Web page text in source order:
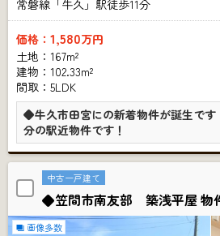
常磐線「牛久」駅徒歩11分
価格： 1,580万円
土地：167m²
建物：102.33m²
間取：5LDK
◆牛久市田宮にの新着物件が誕生で
分の駅近物件です！
中古一戸建て
◆笠間市南友部 築浅平屋 物
画像多数